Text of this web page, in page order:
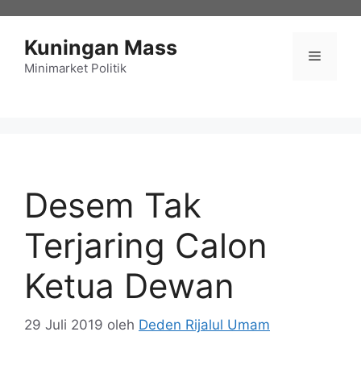
Kuningan Mass
Minimarket Politik
Menu
Desem Tak
Terjaring Calon
Ketua Dewan
29 Juli 2019 oleh Deden Rijalul Umam